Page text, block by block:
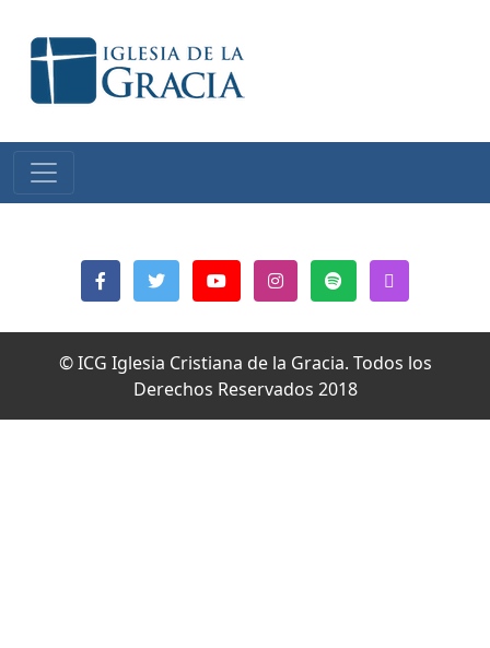
© ICG Iglesia Cristiana de la Gracia. Todos los
Derechos Reservados 2018